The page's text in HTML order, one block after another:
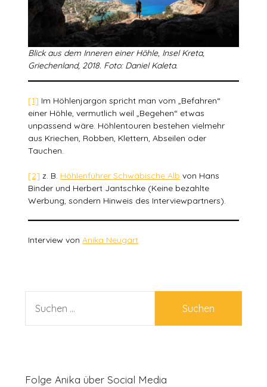
Blick aus dem Inneren einer Höhle, Insel Kreta,
Griechenland, 2018. Foto: Daniel Kaleta.
[1] Im Höhlenjargon spricht man vom „Befahren“
einer Höhle, vermutlich weil „Begehen“ etwas
unpassend wäre. Höhlentouren bestehen vielmehr
aus Kriechen, Robben, Klettern, Abseilen oder
Tauchen.
[2] z. B. Höhlenführer Schwäbische Alb von Hans
Binder und Herbert Jantschke (Keine bezahlte
Werbung, sondern Hinweis des Interviewpartners).
Interview vonAnika Neugart
NACH:
Folge Anika über Social Media